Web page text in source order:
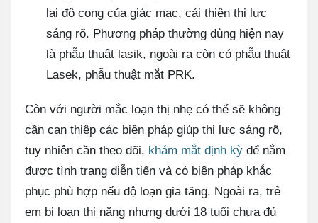
lại độ cong của giác mạc, cải thiện thị lực
sáng rõ. Phương pháp thường dùng hiện nay
là phẫu thuật lasik, ngoài ra còn có phẫu thuật
Lasek, phẫu thuật mắt PRK.
Còn với người mắc loạn thị nhẹ có thể sẽ không
cần can thiệp các biện pháp giúp thị lực sáng rõ,
tuy nhiên cần theo dõi, khám mắt định kỳ để nắm
được tình trạng diễn tiến và có biện pháp khắc
phục phù hợp nếu độ loạn gia tăng. Ngoài ra, trẻ
em bị loạn thị nặng nhưng dưới 18 tuổi chưa đủ